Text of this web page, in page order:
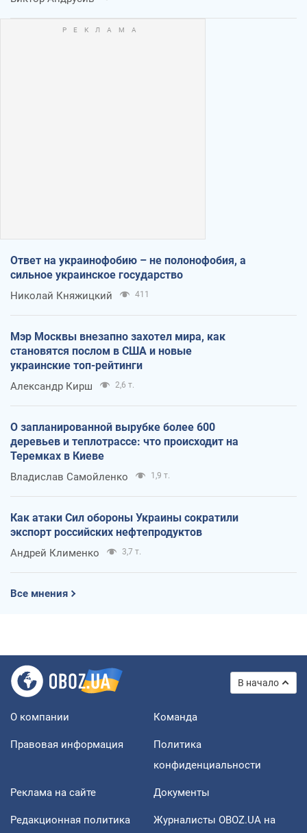
Ответ на украинофобию – не полонофобия, а
сильное украинское государство
Николай Княжицкий 411
Мэр Москвы внезапно захотел мира, как
становятся послом в США и новые
украинские топ-рейтинги
Александр Кирш 2,6 т.
О запланированной вырубке более 600
деревьев и теплотрассе: что происходит на
Теремках в Киеве
Владислав Самойленко 1,9 т.
Как атаки Сил обороны Украины сократили
экспорт российских нефтепродуктов
Андрей Клименко 3,7 т.
Все мнения
В начало
О компании Команда
Правовая информация
Политика
конфиденциальности
Реклама на сайте Документы
Редакционная политика
Журналисты OBOZ.UA на